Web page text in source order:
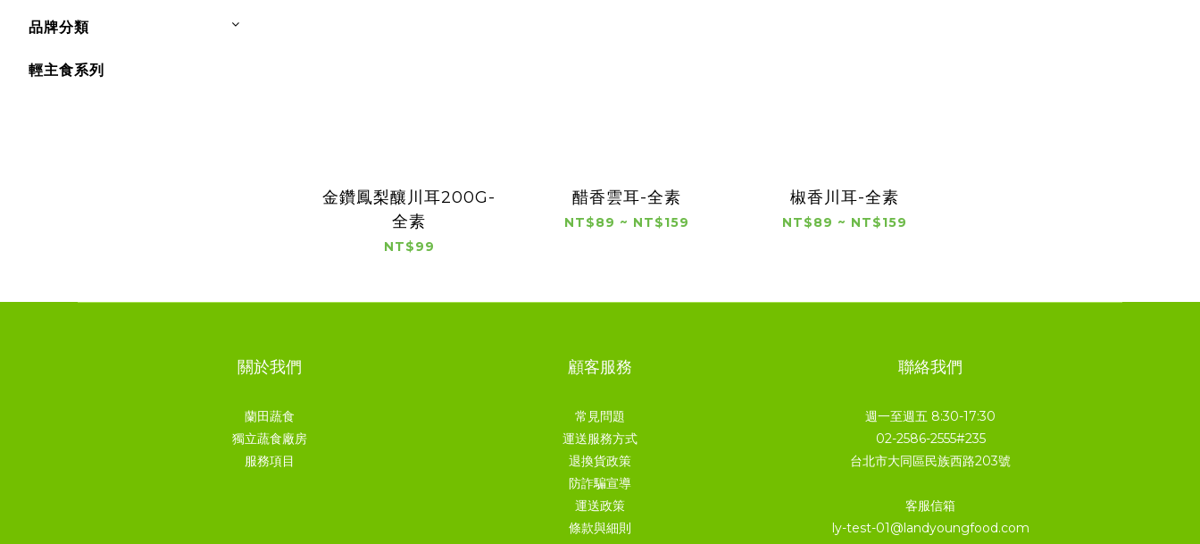
品牌分類
輕主食系列
金鑽鳳梨釀川耳200G-
全素
NT$99
醋香雲耳-全素
NT$89 ~ NT$159
椒香川耳-全素
NT$89 ~ NT$159
關於我們
蘭田蔬食
獨立蔬食廠房
服務項目
顧客服務
常見問題
運送服務方式
退換貨政策
防詐騙宣導
運送政策
條款與細則
聯絡我們
週一至週五 8:30-17:30
02-2586-2555#235
台北市大同區民族西路203號
客服信箱
ly-test-01@landyoungfood.com